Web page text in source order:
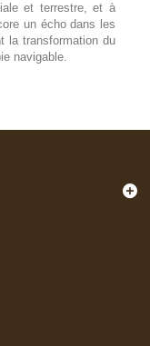
et terrestre, et à
un écho dans les
la transformation du
navigable.